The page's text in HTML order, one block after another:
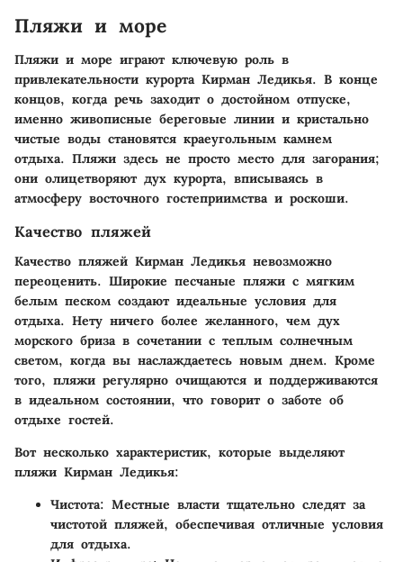
Пляжи и море
Пляжи и море играют ключевую роль в
привлекательности курорта Кирман Ледикья. В конце
концов, когда речь заходит о достойном отпуске,
именно живописные береговые линии и кристально
чистые воды становятся краеугольным камнем
отдыха. Пляжи здесь не просто место для загорания;
они олицетворяют дух курорта, вписываясь в
атмосферу восточного гостеприимства и роскоши.
Качество пляжей
Качество пляжей Кирман Ледикья невозможно
переоценить. Широкие песчаные пляжи с мягким
белым песком создают идеальные условия для
отдыха. Нету ничего более желанного, чем дух
морского бриза в сочетании с теплым солнечным
светом, когда вы наслаждаетесь новым днем. Кроме
того, пляжи регулярно очищаются и поддерживаются
в идеальном состоянии, что говорит о заботе об
отдыхе гостей.
Вот несколько характеристик, которые выделяют
пляжи Кирман Ледикья:
Чистота: Местные власти тщательно следят за
чистотой пляжей, обеспечивая отличные условия
для отдыха.